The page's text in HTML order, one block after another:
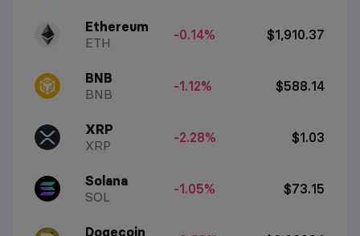
Ethereum
ETH
-0.14% $1,910.37
BNB
BNB
-1.12% $588.14
XRP
XRP
-2.28% $1.03
Solana
SOL
-1.05% $73.15
Dogecoin